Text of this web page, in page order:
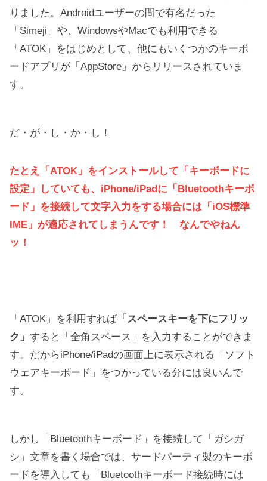
りました。Androidユーザーの間で有名だった
「Simeji」や、WindowsやMacでも利用できる
「ATOK」をはじめとして、他にもいくつかのキーボ
ードアプリが「AppStore」からリリースされていま
す。
だ・が・し・か・し！
たとえ「ATOK」をインストールして「キーボードに
設定」していても、iPhone/iPadに「Bluetoothキーボ
ード」を接続して文字入力をする場合には「iOS標準
IME」が適応されてしまうんです！ なんでやねん
ッ！
「ATOK」を利用すれば「スペースキーを下にフリッ
ク」 すると「全角スペース」を入力することができま
す。だからiPhone/iPadの画面上に表示される「ソフト
ウェアキーボード」をつかっている分には良いんで
す。
しかし「Bluetoothキーボード」を接続して「ガシガ
シ」文章を書く場合では、サードパーティ製のキーボ
ードを導入しても「Bluetoothキーボード接続時には